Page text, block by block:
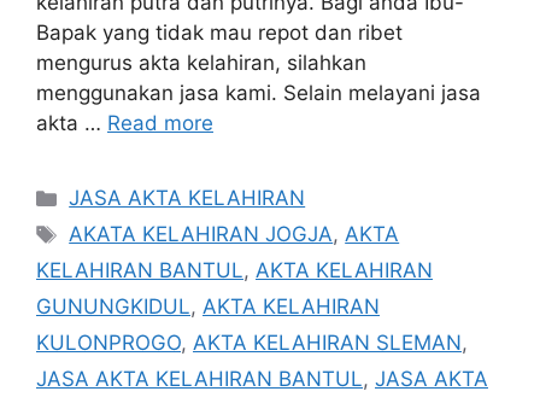
Bapak yang tidak mau repot dan ribet
mengurus akta kelahiran, silahkan
menggunakan jasa kami. Selain melayani jasa
akta … Read more
Categories
JASA AKTA KELAHIRAN
Tags
AKATA KELAHIRAN JOGJA,AKTA
KELAHIRAN BANTUL, AKTA KELAHIRAN
GUNUNGKIDUL, AKTA KELAHIRAN
KULONPROGO, AKTA KELAHIRAN SLEMAN,
JASA AKTA KELAHIRAN BANTUL, JASA AKTA